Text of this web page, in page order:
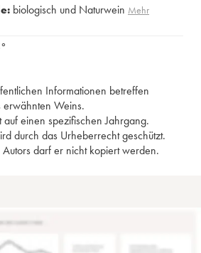
biologisch und Naturwein Mehr
Informationen betreffen
Weins.
einen spezifischen Jahrgang.
durch das Urheberrecht geschützt.
darf er nicht kopiert werden.